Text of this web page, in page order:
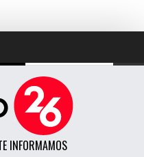
INFORMAMOS